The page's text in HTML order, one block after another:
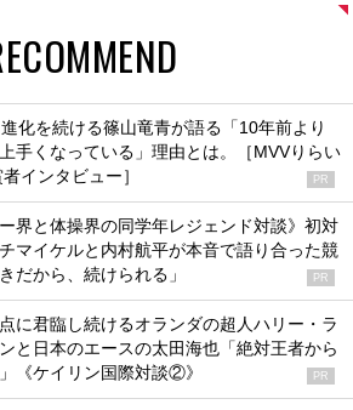
化を続ける篠山竜青が語る「10年前より
手くなっている」理由とは。［MVVりらい
インタビュー］
PR
ー界と体操界の同学年レジェンド対談》初対
マイケルと内村航平が本音で語り合った競
だから、続けられる」
PR
に君臨し続けるオランダの超人ハリー・ラ
と日本のエースの太田海也「絶対王者から
《ケイリン国際対談②》
PR